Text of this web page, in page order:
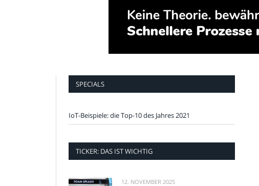
SPECIALS
IoT-Beispiele: die Top-10 des Jahres 2021
TICKER: DAS IST WICHTIG
12. NOVEMBER 2025